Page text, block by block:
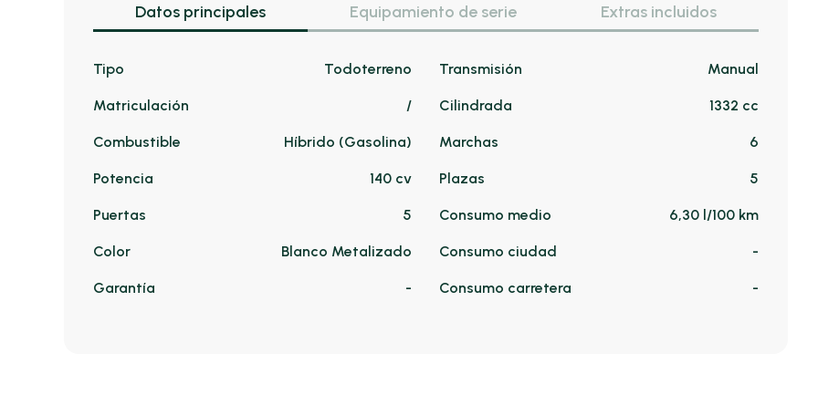
Datos principales Equipamiento de serie Extras incluidos
Tipo Todoterreno
Matriculación /
Combustible Híbrido (Gasolina)
Potencia 140 cv
Puertas 5
Color Blanco Metalizado
Garantía -
Transmisión Manual
Cilindrada 1332 cc
Marchas 6
Plazas 5
Consumo medio 6,30 l/100 km
Consumo ciudad -
Consumo carretera -